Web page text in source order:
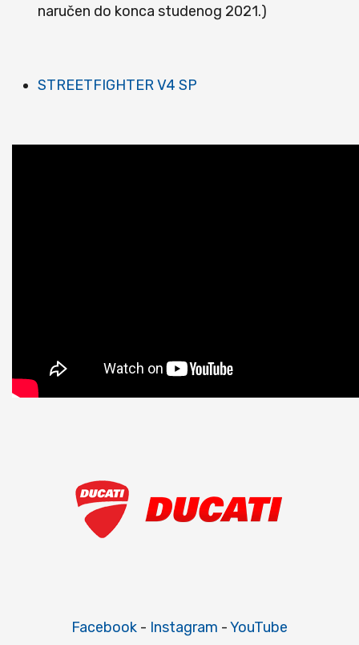
naručen do konca studenog 2021.)
STREETFIGHTER V4 SP
Facebook - Instagram -YouTube